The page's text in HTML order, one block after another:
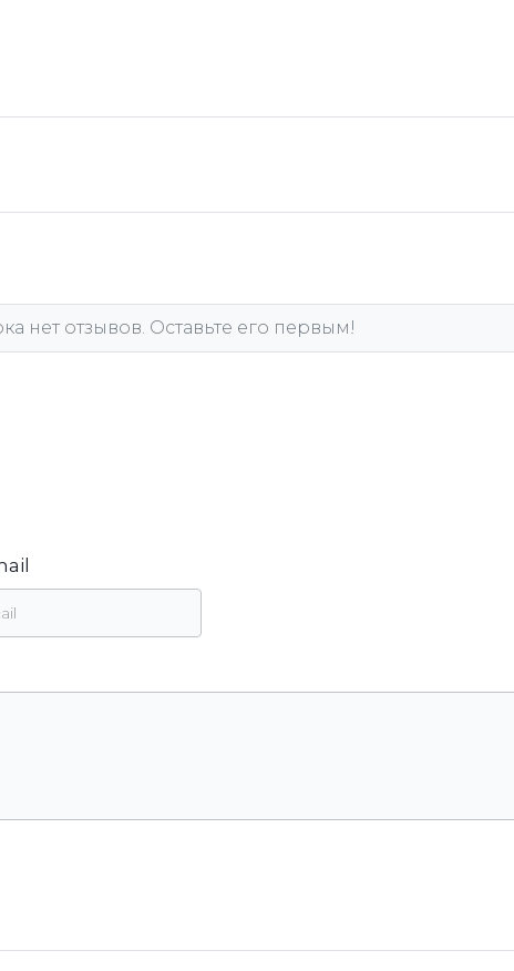
нет отзывов. Оставьте его первым!